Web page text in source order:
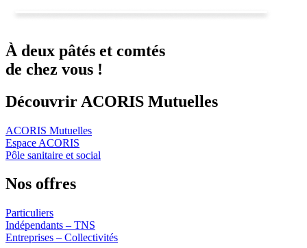
À deux pâtés et comtés
de chez vous !
Découvrir ACORIS Mutuelles
ACORIS Mutuelles
Espace ACORIS
Pôle sanitaire et social
Nos offres
Particuliers
Indépendants – TNS
Entreprises – Collectivités